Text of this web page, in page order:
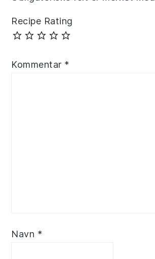
Recipe Rating
Kommentar *
Navn *